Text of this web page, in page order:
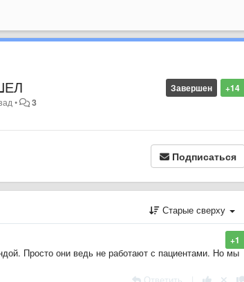
+14
Завершен
• 3
Подписаться
Старые сверху
+1
Просто они ведь не работают с пациентами. Но мы